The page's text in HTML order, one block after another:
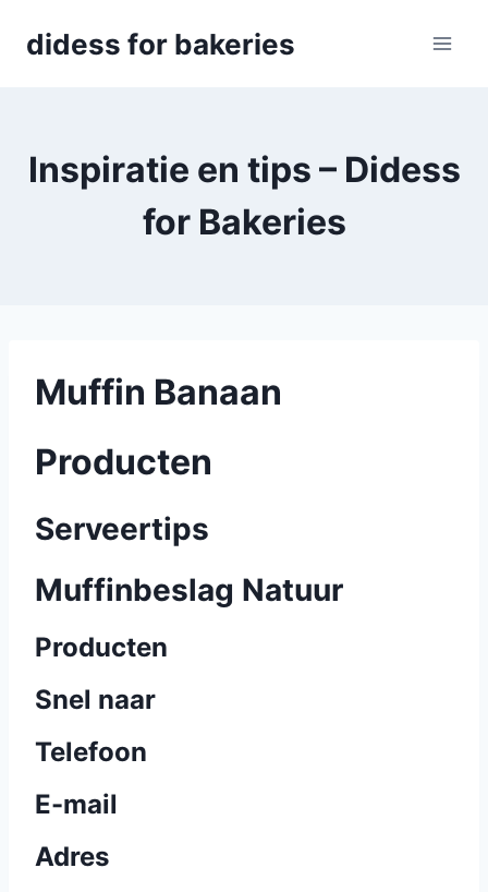
didess for bakeries
Inspiratie en tips – Didess
for Bakeries
Muffin Banaan
Producten
Serveertips
Muffinbeslag Natuur
Producten
Snel naar
Telefoon
E-mail
Adres